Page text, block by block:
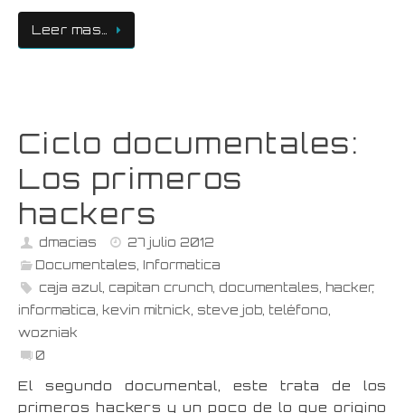
Leer mas…
Ciclo documentales:
Los primeros
hackers
dmacias
27 julio 2012
Documentales, Informatica
caja azul, capitan crunch, documentales, hacker,
informatica, kevin mitnick, steve job, teléfono,
wozniak
0
El segundo documental, este trata de los
primeros hackers y un poco de lo que origino